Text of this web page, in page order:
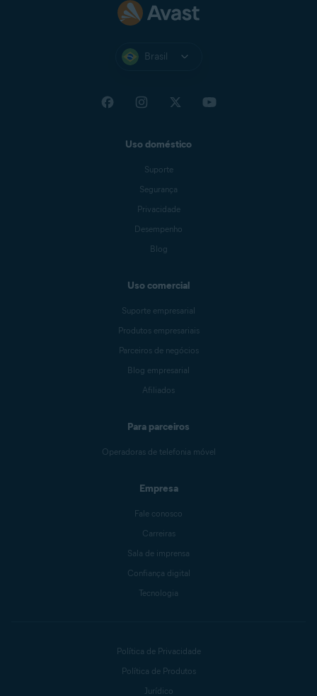
Brasil
Uso doméstico
Suporte
Segurança
Privacidade
Desempenho
Blog
Uso comercial
Suporte empresarial
Produtos empresariais
Parceiros de negócios
Blog empresarial
Afiliados
Para parceiros
Operadoras de telefonia móvel
Empresa
Fale conosco
Carreiras
Sala de imprensa
Confiança digital
Tecnologia
Política de Privacidade
Política de Produtos
Jurídico